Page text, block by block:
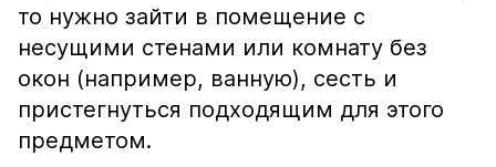
то нужно зайти в помещение с
несущими стенами или комнату без
окон (например, ванную), сесть и
пристегнуться подходящим для этого
предметом.